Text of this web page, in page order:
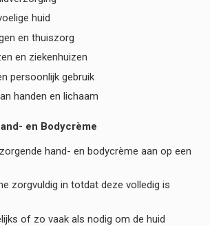
huid
en thuiszorg
en ziekenhuizen
persoonlijk gebruik
handen en lichaam
en Bodycrème
hand- en bodycrème aan op een
zorgvuldig in totdat deze volledig is
of zo vaak als nodig om de huid